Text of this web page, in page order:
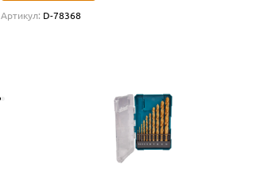
Артикул: D-78368